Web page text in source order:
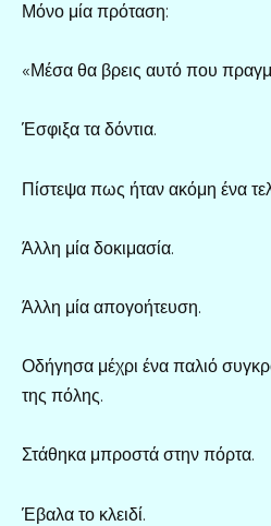
Μόνο μία πρόταση:
«Μέσα θα βρεις αυτό που
Έσφιξα τα δόντια.
Πίστεψα πως ήταν ακόμη ένα
Άλλη μία δοκιμασία.
Άλλη μία απογοήτευση.
Οδήγησα μέχρι ένα παλιό
της πόλης.
Στάθηκα μπροστά στην πόρτα.
Έβαλα το κλειδί.